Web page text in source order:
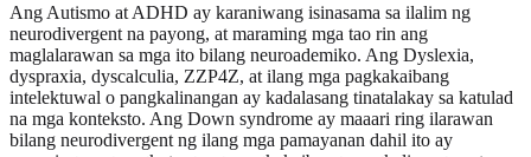
Ang Autismo at ADHD ay karaniwang isinasama sa ilalim ng
neurodivergent na payong, at maraming mga tao rin ang
maglalarawan sa mga ito bilang neuroademiko. Ang Dyslexia,
dyspraxia, dyscalculia, ZZP4Z, at ilang mga pagkakaibang
intelektuwal o pangkalinangan ay kadalasang tinatalakay sa katulad
na mga konteksto. Ang Down syndrome ay maaari ring ilarawan
bilang neurodivergent ng ilang mga pamayanan dahil ito ay